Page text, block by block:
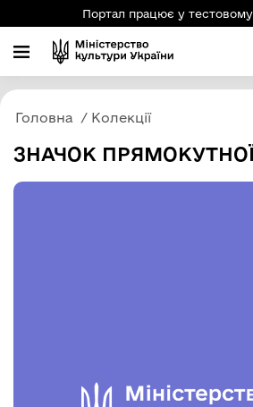
Портал працює у
Головна Колекції
ЗНАЧОК